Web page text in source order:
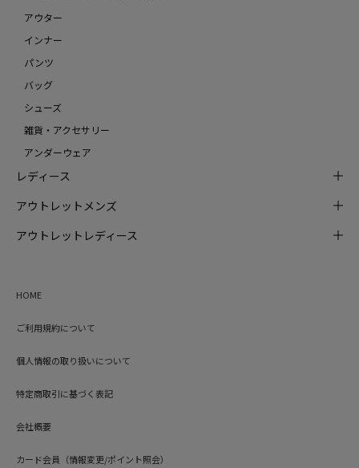
アウター
インナー
パンツ
バッグ
シューズ
雑貨・アクセサリー
アンダーウェア
レディース
アウトレットメンズ
アウトレットレディース
HOME
ご利用規約について
個人情報の取り扱いについて
特定商取引に基づく表記
会社概要
カード会員（情報変更/ポイント照会）